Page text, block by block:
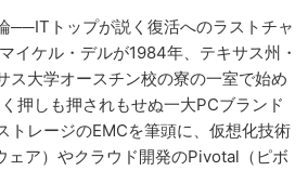
──ITトップが説く復活へのラストチャ
ケル・デルが1984年、テキサス州・
ス大学オースチン校の寮の一室で始め
押しも押されもせぬ一大PCブランド
トレージのEMCを筆頭に、仮想化技術
ェア）やクラウド開発のPivotal（ピボ